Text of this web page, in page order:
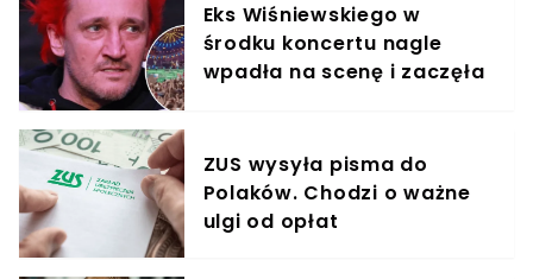
Eks Wiśniewskiego w
środku koncertu nagle
wpadła na scenę i zaczęła
ZUS wysyła pisma do
Polaków. Chodzi o ważne
ulgi od opłat